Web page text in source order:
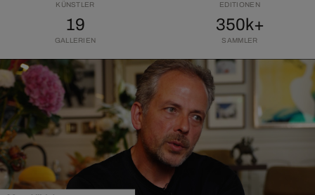
KÜNSTLER EDITIONEN
19
GALLERIEN
350k+
SAMMLER